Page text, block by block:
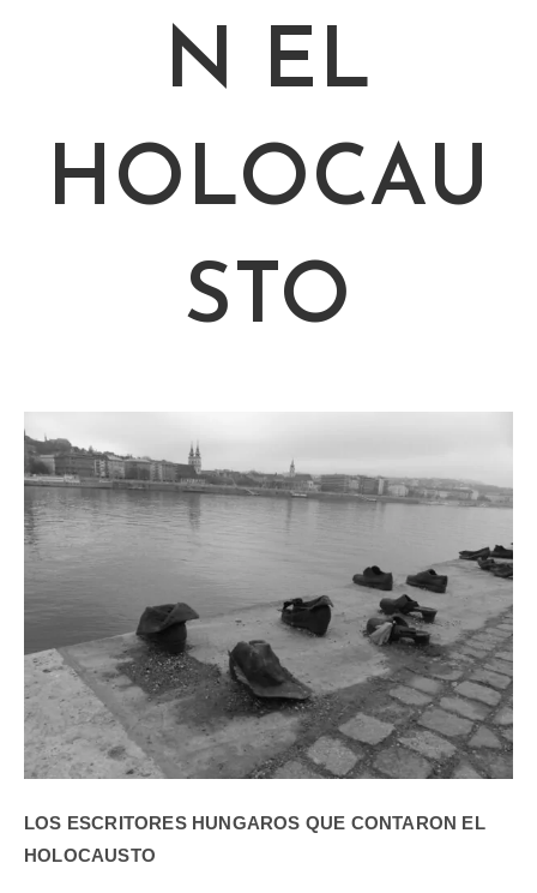
N EL
HOLOCAU
STO
LOS ESCRITORES HUNGAROS QUE CONTARON EL
HOLOCAUSTO